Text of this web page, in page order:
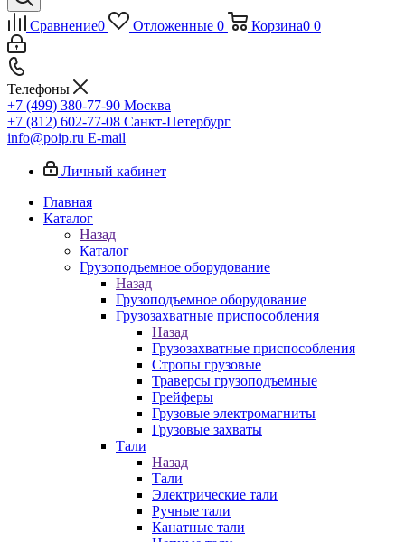
Сравнение0 Отложенные 0 Корзина0 0
Телефоны
+7 (499) 380-77-90 Москва
+7 (812) 602-77-08 Санкт-Петербург
info@poip.ru E-mail
Личный кабинет
Главная
Каталог
Назад
Каталог
Грузоподъемное оборудование
Назад
Грузоподъемное оборудование
Грузозахватные приспособления
Назад
Грузозахватные приспособления
Стропы грузовые
Траверсы грузоподъемные
Грейферы
Грузовые электромагниты
Грузовые захваты
Тали
Назад
Тали
Электрические тали
Ручные тали
Канатные тали